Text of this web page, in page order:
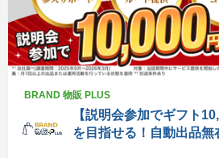
BRAND 物販 PLUS
【説明会参加でギフト
を目指せる！自動出品無